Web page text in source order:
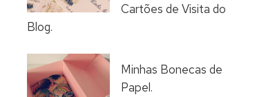
Cartões de Visita do
Blog.
Minhas Bonecas de
Papel.